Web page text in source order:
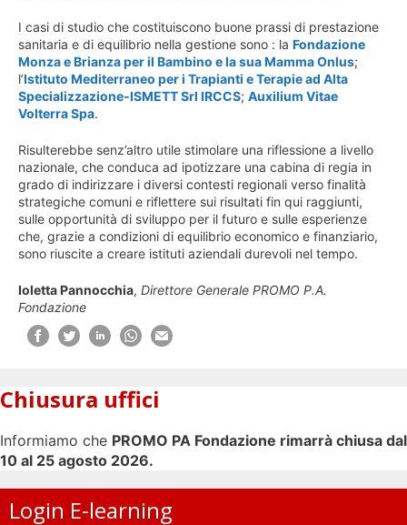
I casi di studio che costituiscono buone prassi di prestazione
sanitaria e di equilibrio nella gestione sono : la Fondazione
Monza e Brianza per il Bambino e la sua Mamma Onlus;
l’Istituto Mediterraneo per i Trapianti e Terapie ad Alta
Specializzazione-ISMETT Srl IRCCS; Auxilium Vitae
Volterra Spa.
Risulterebbe senz’altro utile stimolare una riflessione a livello
nazionale, che conduca ad ipotizzare una cabina di regia in
grado di indirizzare i diversi contesti regionali verso finalità
strategiche comuni e riflettere sui risultati fin qui raggiunti,
sulle opportunità di sviluppo per il futuro e sulle esperienze
che, grazie a condizioni di equilibrio economico e finanziario,
sono riuscite a creare istituti aziendali durevoli nel tempo.
Ioletta Pannocchia, Direttore Generale PROMO P.A.
Fondazione
Chiusura uffici
Informiamo che PROMO PA Fondazione rimarrà chiusa dal
10 al 25 agosto 2026.
Login E-learning